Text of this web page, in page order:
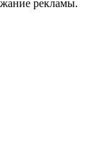
рекламы.